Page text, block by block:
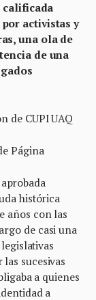
calificada
activistas y
una ola de
de una
de CUPI UAQ
Página
histórica
años con las
de casi una
sucesivas
a quienes
a